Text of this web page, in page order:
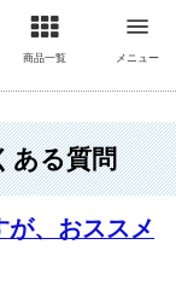
商品一覧 メニュー
ある質問
が、おススメ